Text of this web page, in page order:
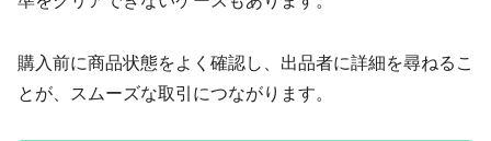
購入前に商品状態をよく確認し、出品者に詳細を尋ねるこ
とが、スムーズな取引につながります。